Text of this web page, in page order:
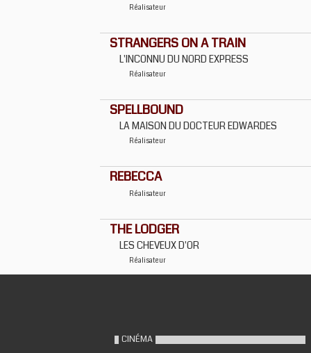
Réalisateur
STRANGERS ON A TRAIN
L'INCONNU DU NORD EXPRESS
Réalisateur
SPELLBOUND
LA MAISON DU DOCTEUR EDWARDES
Réalisateur
REBECCA
Réalisateur
THE LODGER
LES CHEVEUX D'OR
Réalisateur
CINÉMA